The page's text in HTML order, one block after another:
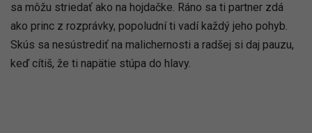
sa môžu striedať ako na hojdačke. Ráno sa ti partner zdá
ako princ z rozprávky, popoludní ti vadí každý jeho pohyb.
Skús sa nesústrediť na malichernosti a radšej si daj pauzu,
keď cítiš, že ti napätie stúpa do hlavy.